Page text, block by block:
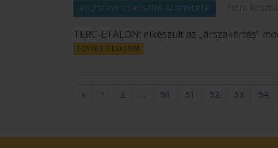
KÖLTSÉGVETÉS-KÉSZÍTŐ SZOFTVEREK Petra
TERC-ETALON: elkészült az „árszakértés”
TOVÁBB OLVASOM
« 1 2 50 51 52 53 54